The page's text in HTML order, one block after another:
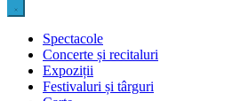
Spectacole
Concerte și recitaluri
Expoziții
Festivaluri și târguri